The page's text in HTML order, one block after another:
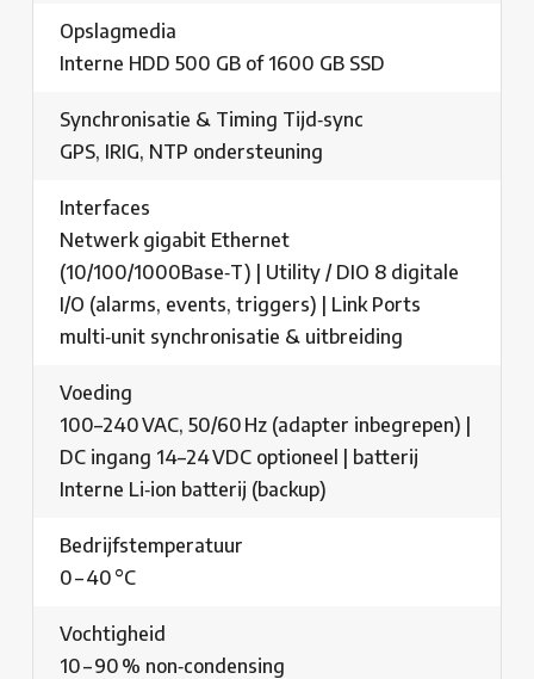
Opslagmedia
Interne HDD 500 GB of 1600 GB SSD
Synchronisatie & Timing Tijd‑sync
GPS, IRIG, NTP ondersteuning
Interfaces
Netwerk gigabit Ethernet
(10/100/1000Base‑T) | Utility / DIO 8 digitale
I/O (alarms, events, triggers) | Link Ports
multi‑unit synchronisatie & uitbreiding
Voeding
100–240 VAC, 50/60 Hz (adapter inbegrepen) |
DC ingang 14–24 VDC optioneel | batterij
Interne Li‑ion batterij (backup)
Bedrijfstemperatuur
0 – 40 °C
Vochtigheid
10 – 90 % non‑condensing